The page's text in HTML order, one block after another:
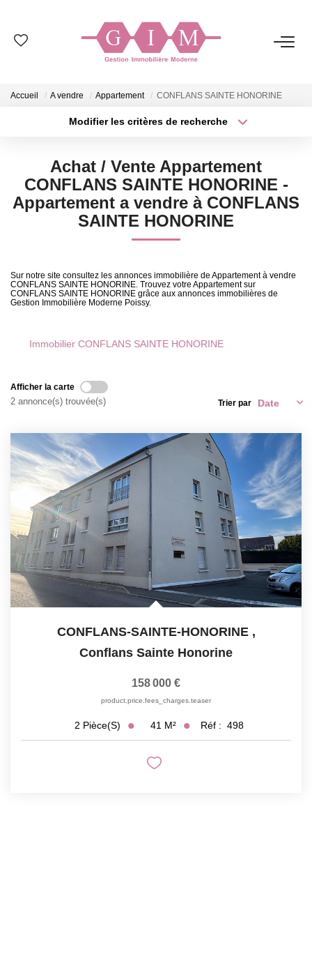
Locations
GESTION
SYNDIC
NOS AGENCES
CONTACT
Accueil A vendre Appartement CONFLANS SAINTE HONORINE
Modifier les critères de recherche
Sélectionnez...
Type de bien
Surface min
Budget max Plus de critères
Achat / Vente Appartement
CONFLANS SAINTE HONORINE -
Appartement a vendre à CONFLANS
SAINTE HONORINE
Sur notre site consultez les annonces immobilière de Appartement à vendre
CONFLANS SAINTE HONORINE. Trouvez votre Appartement sur
CONFLANS SAINTE HONORINE grâce aux annonces immobilières de
Gestion Immobilière Moderne Poissy.
Immobilier CONFLANS SAINTE HONORINE
Afficher la carte
2 annonce(s) trouvée(s) Trier par
CONFLANS-SAINTE-HONORINE ,
Conflans Sainte Honorine
158 000 €
product.price.fees_charges.teaser
2 Pièce(s) 41 M² Réf : 498